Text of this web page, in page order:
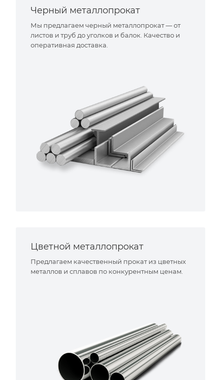
Черный металлопрокат
Мы предлагаем черный металлопрокат — от
листов и труб до уголков и балок. Качество и
оперативная доставка.
Цветной металлопрокат
Предлагаем качественный прокат из цветных
металлов и сплавов по конкурентным ценам.